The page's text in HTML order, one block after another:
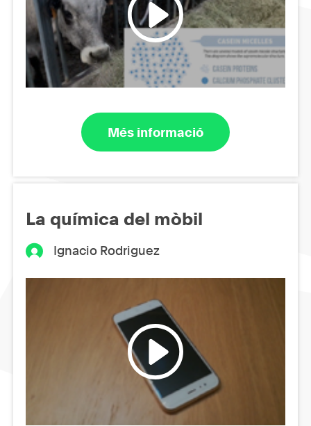
Més informació
La química del mòbil
Ignacio Rodriguez